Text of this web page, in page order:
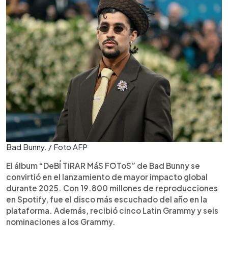
Bad Bunny. / Foto AFP
El álbum “DeBÍ TiRAR MáS FOToS” de Bad Bunny se
convirtió en el lanzamiento de mayor impacto global
durante 2025. Con 19.800 millones de reproducciones
en Spotify, fue el disco más escuchado del año en la
plataforma. Además, recibió cinco Latin Grammy y seis
nominaciones a los Grammy.